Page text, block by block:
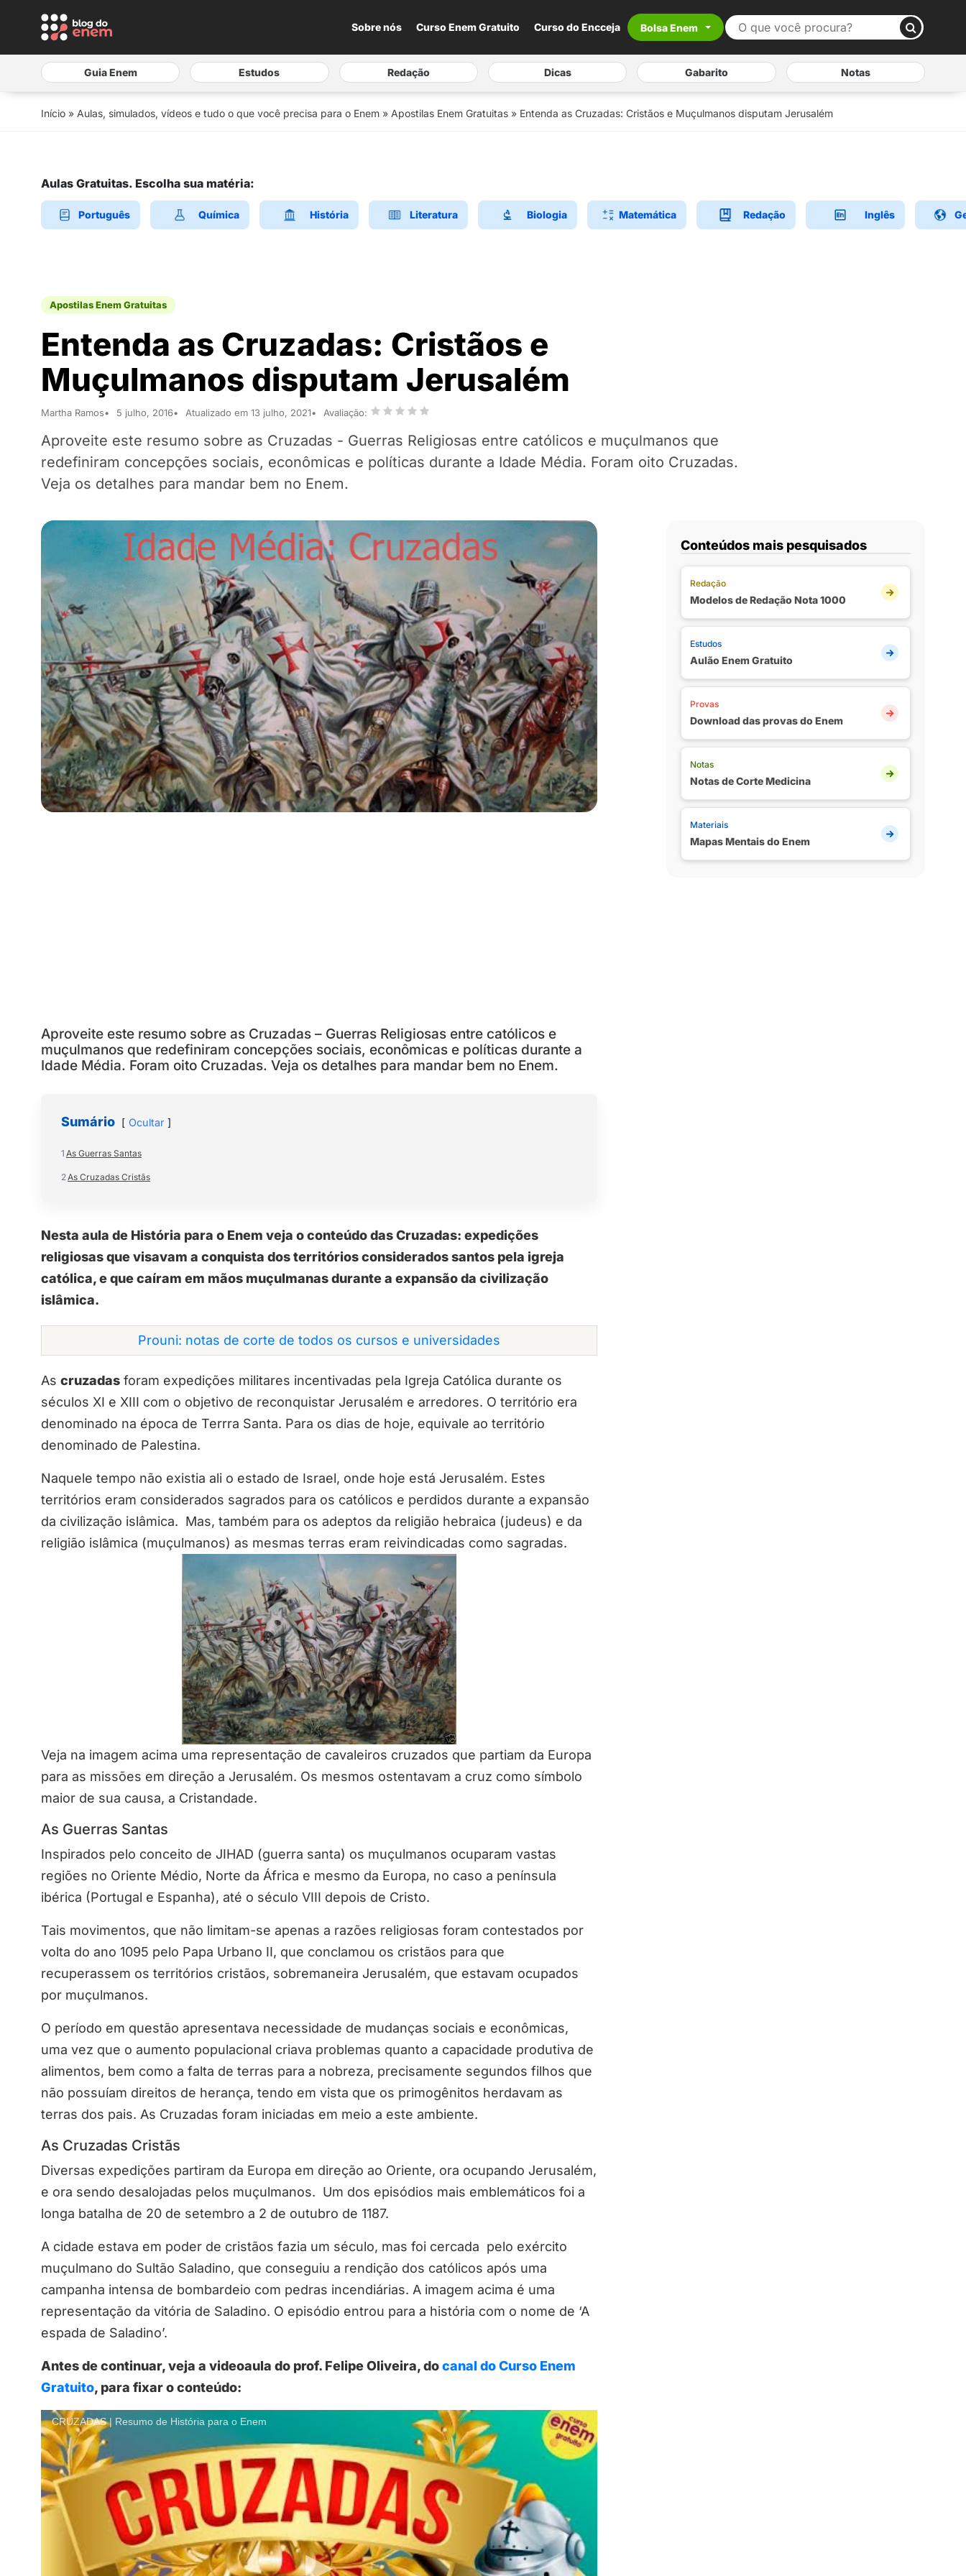
Sobre nós Curso Enem Gratuito Curso do Encceja Bolsa Enem
Guia Enem Estudos Redação Dicas Gabarito Notas
Início » Aulas, simulados, vídeos e tudo o que você precisa para o Enem » Apostilas Enem Gratuitas » Entenda as Cruzadas: Cristãos e Muçulmanos disputam Jerusalém
Aulas Gratuitas. Escolha sua matéria:
Português Química História Literatura Biologia Matemática Redação Inglês
Apostilas Enem Gratuitas
Entenda as Cruzadas: Cristãos e
Muçulmanos disputam Jerusalém
Martha Ramos 5 julho, 2016 Atualizado em 13 julho, 2021 Avaliação:
Aproveite este resumo sobre as Cruzadas - Guerras Religiosas entre católicos e muçulmanos que
redefiniram concepções sociais, econômicas e políticas durante a Idade Média. Foram oito Cruzadas.
Veja os detalhes para mandar bem no Enem.
Aproveite este resumo sobre as Cruzadas – Guerras Religiosas entre católicos e
muçulmanos que redefiniram concepções sociais, econômicas e políticas durante a
Idade Média. Foram oito Cruzadas. Veja os detalhes para mandar bem no Enem.
Sumário Ocultar
1 As Guerras Santas
2As Cruzadas Cristãs
Nesta aula de História para o Enem veja o conteúdo das Cruzadas: expedições
religiosas que visavam a conquista dos territórios considerados santos pela igreja
católica, e que caíram em mãos muçulmanas durante a expansão da civilização
islâmica.
Prouni: notas de corte de todos os cursos e universidades
As cruzadas foram expedições militares incentivadas pela Igreja Católica durante os
séculos XI e XIII com o objetivo de reconquistar Jerusalém e arredores. O território era
denominado na época de Terrra Santa. Para os dias de hoje, equivale ao território
denominado de Palestina.
Naquele tempo não existia ali o estado de Israel, onde hoje está Jerusalém. Estes
territórios eram considerados sagrados para os católicos e perdidos durante a expansão
da civilização islâmica. Mas, também para os adeptos da religião hebraica (judeus) e da
religião islâmica (muçulmanos) as mesmas terras eram reivindicadas como sagradas.
Veja na imagem acima uma representação de cavaleiros cruzados que partiam da Europa
para as missões em direção a Jerusalém. Os mesmos ostentavam a cruz como símbolo
maior de sua causa, a Cristandade.
As Guerras Santas
Inspirados pelo conceito de JIHAD (guerra santa) os muçulmanos ocuparam vastas
regiões no Oriente Médio, Norte da África e mesmo da Europa, no caso a península
ibérica (Portugal e Espanha), até o século VIII depois de Cristo.
Tais movimentos, que não limitam-se apenas a razões religiosas foram contestados por
volta do ano 1095 pelo Papa Urbano II, que conclamou os cristãos para que
recuperassem os territórios cristãos, sobremaneira Jerusalém, que estavam ocupados
por muçulmanos.
O período em questão apresentava necessidade de mudanças sociais e econômicas,
uma vez que o aumento populacional criava problemas quanto a capacidade produtiva de
alimentos, bem como a falta de terras para a nobreza, precisamente segundos filhos que
não possuíam direitos de herança, tendo em vista que os primogênitos herdavam as
terras dos pais. As Cruzadas foram iniciadas em meio a este ambiente.
As Cruzadas Cristãs
Diversas expedições partiram da Europa em direção ao Oriente, ora ocupando Jerusalém,
e ora sendo desalojadas pelos muçulmanos. Um dos episódios mais emblemáticos foi a
longa batalha de 20 de setembro a 2 de outubro de 1187.
A cidade estava em poder de cristãos fazia um século, mas foi cercada pelo exército
muçulmano do Sultão Saladino, que conseguiu a rendição dos católicos após uma
campanha intensa de bombardeio com pedras incendiárias. A imagem acima é uma
representação da vitória de Saladino. O episódio entrou para a história com o nome de ‘A
espada de Saladino’.
Antes de continuar, veja a videoaula do prof. Felipe Oliveira, docanal do Curso Enem
Gratuito, para fixar o conteúdo:
CRUZADAS | Resumo de História para o Enem
Conteúdos mais pesquisados
Redação
Modelos de Redação Nota 1000
Estudos
Aulão Enem Gratuito
Provas
Download das provas do Enem
Notas
Notas de Corte Medicina
Materiais
Mapas Mentais do Enem